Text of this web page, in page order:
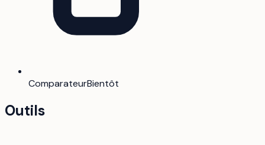
ComparateurBientôt
Outils